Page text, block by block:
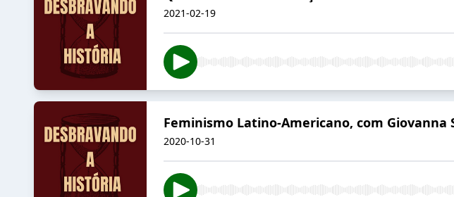
2021-02-19
Feminismo Latino-Americano, com Giovanna
2020-10-31